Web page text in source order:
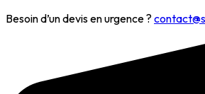
Besoin d’un devis en urgence ?